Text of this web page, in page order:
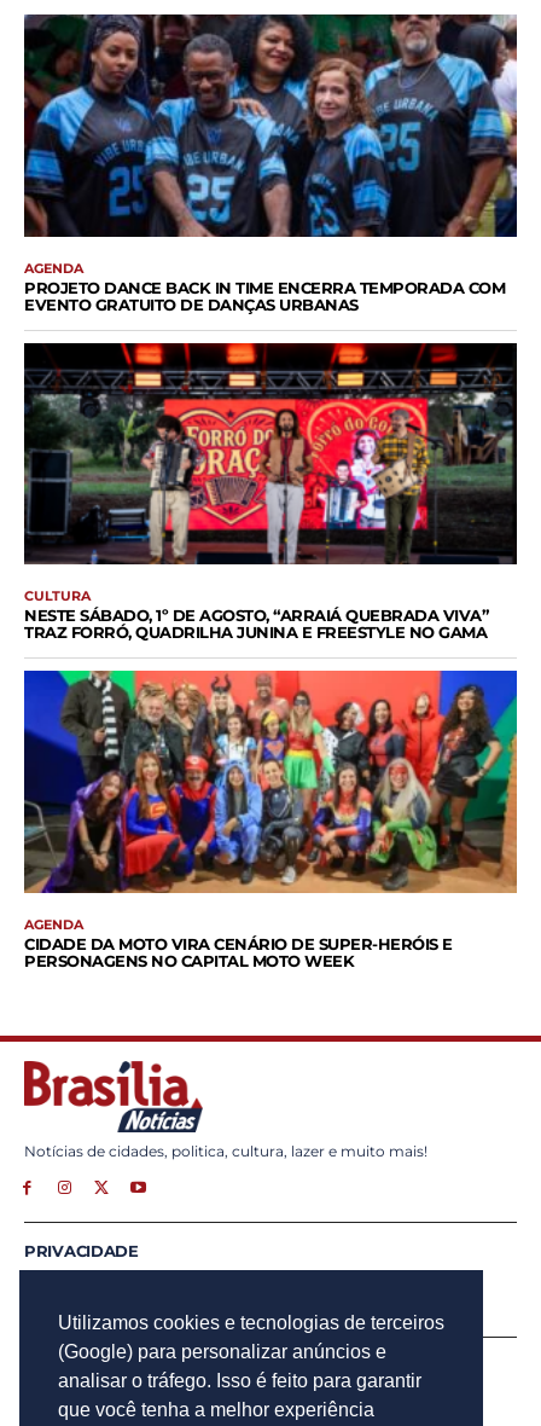
Utilizamos cookies e tecnologias de terceiros
(Google) para personalizar anúncios e
analisar o tráfego. Isso é feito para garantir
que você tenha a melhor experiência
AGENDA
PROJETO DANCE BACK IN TIME ENCERRA TEMPORADA COM
EVENTO GRATUITO DE DANÇAS URBANAS
CULTURA
NESTE SÁBADO, 1º DE AGOSTO, “ARRAIÁ QUEBRADA VIVA”
TRAZ FORRÓ, QUADRILHA JUNINA E FREESTYLE NO GAMA
AGENDA
CIDADE DA MOTO VIRA CENÁRIO DE SUPER-HERÓIS E
PERSONAGENS NO CAPITAL MOTO WEEK
Notícias de cidades, politica, cultura, lazer e muito mais!
PRIVACIDADE
INSCREVA - SE
Para obter atualizações por e-mail do Brasília Notícias.